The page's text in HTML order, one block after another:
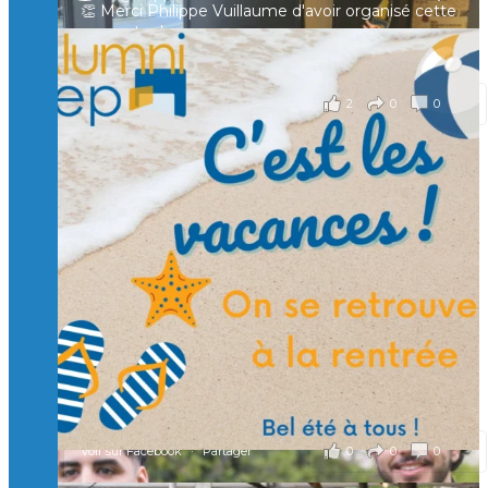
Charger plus Suivre sur Instagram
👏 Merci Philippe Vuillaume d'avoir organisé cette
rencontre !
il y a 2 mois
2 0 0
Voir sur Facebook · Partager
🙏 Soutenez l’Isep via la taxe d’apprentissage 2026
et contribuons ensemble à former les générations
d’ingénieurs de demain. 🙏
Merci à tous !
🎯 Taxe d’apprentissage 2026 : avec l'Isep, investissez pour
un numérique au service de l'humain !
À l’Isep, nous formons des ingénieurs, des bachelors, des
Mastères Spécialisés, qui allient excellence technologique et
valeurs humaines, au cœur de notre pro
...Voir plus
il y a 2 mois
0 0 0
Voir sur Facebook · Partager